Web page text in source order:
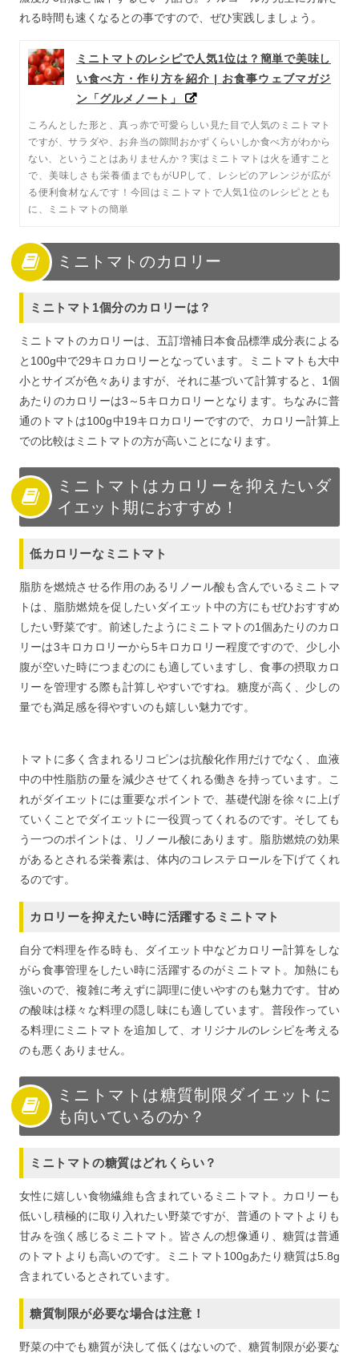
れる時間も速くなるとの事ですので、ぜひ実践しましょう。
ミニトマトのレシピで人気1位は？簡単で美味し
い食べ方・作り方を紹介 | お食事ウェブマガジ
ン「グルメノート」
ころんとした形と、真っ赤で可愛らしい見た目で人気のミニトマト
ですが、サラダや、お弁当の隙間おかずくらいしか食べ方がわから
ない、ということはありませんか？実はミニトマトは火を通すこと
で、美味しさも栄養価までもがUPして、レシピのアレンジが広が
る便利食材なんです！今回はミニトマトで人気1位のレシピととも
に、ミニトマトの簡単
ミニトマトのカロリー
ミニトマト1個分のカロリーは？
ミニトマトのカロリーは、五訂増補日本食品標準成分表による
と100g中で29キロカロリーとなっています。ミニトマトも大中
小とサイズが色々ありますが、それに基づいて計算すると、1個
あたりのカロリーは3～5キロカロリーとなります。ちなみに普
通のトマトは100g中19キロカロリーですので、カロリー計算上
での比較はミニトマトの方が高いことになります。
ミニトマトはカロリーを抑えたいダ
イエット期におすすめ！
低カロリーなミニトマト
脂肪を燃焼させる作用のあるリノール酸も含んでいるミニトマ
トは、脂肪燃焼を促したいダイエット中の方にもぜひおすすめ
したい野菜です。前述したようにミニトマトの1個あたりのカロ
リーは3キロカロリーから5キロカロリー程度ですので、少し小
腹が空いた時につまむのにも適していますし、食事の摂取カロ
リーを管理する際も計算しやすいですね。糖度が高く、少しの
量でも満足感を得やすいのも嬉しい魅力です。
トマトに多く含まれるリコピンは抗酸化作用だけでなく、血液
中の中性脂肪の量を減少させてくれる働きを持っています。こ
れがダイエットには重要なポイントで、基礎代謝を徐々に上げ
ていくことでダイエットに一役買ってくれるのです。そしても
う一つのポイントは、リノール酸にあります。脂肪燃焼の効果
があるとされる栄養素は、体内のコレステロールを下げてくれ
るのです。
カロリーを抑えたい時に活躍するミニトマト
自分で料理を作る時も、ダイエット中などカロリー計算をしな
がら食事管理をしたい時に活躍するのがミニトマト。加熱にも
強いので、複雑に考えずに調理に使いやすのも魅力です。甘め
の酸味は様々な料理の隠し味にも適しています。普段作ってい
る料理にミニトマトを追加して、オリジナルのレシピを考える
のも悪くありません。
ミニトマトは糖質制限ダイエットに
も向いているのか？
ミニトマトの糖質はどれくらい？
女性に嬉しい食物繊維も含まれているミニトマト。カロリーも
低いし積極的に取り入れたい野菜ですが、普通のトマトよりも
甘みを強く感じるミニトマト。皆さんの想像通り、糖質は普通
のトマトよりも高いのです。ミニトマト100gあたり糖質は5.8g
含まれているとされています。
糖質制限が必要な場合は注意！
野菜の中でも糖質が決して低くはないので、糖質制限が必要な